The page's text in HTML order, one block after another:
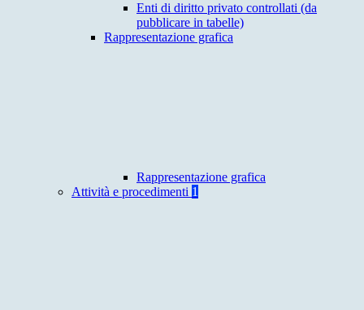
Enti di diritto privato controllati (da
pubblicare in tabelle)
Rappresentazione grafica
Rappresentazione grafica
Attività e procedimenti 1